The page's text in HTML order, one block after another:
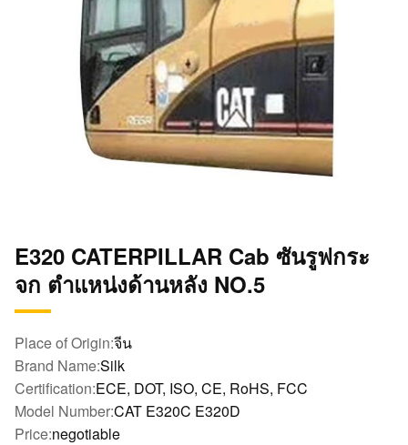
E320 CATERPILLAR Cab ซันรูฟกระ
จก ตำแหน่งด้านหลัง NO.5
Place of Origin:จีน
Brand Name:Silk
Certification:ECE, DOT, ISO, CE, RoHS, FCC
Model Number:CAT E320C E320D
Price:negotiable